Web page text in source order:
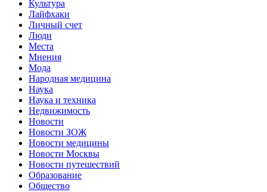
Культура
Лайфхаки
Личный счет
Люди
Места
Мнения
Мода
Народная медицина
Наука
Наука и техника
Недвижимость
Новости
Новости ЗОЖ
Новости медицины
Новости Москвы
Новости путешествий
Образование
Общество